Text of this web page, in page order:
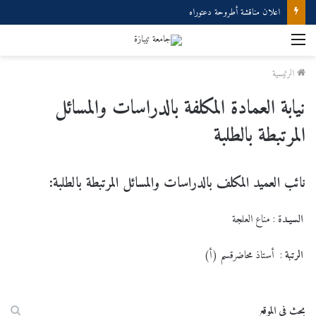
اعلان مناقشة أطروحة دعتوراه
القائمة
الرئيسية
نيابة العمادة المكلفة بالدراسات والمسائل
المرتبطة بالطلبة
نائب العميد المكلف بالدراسات والمسائل المرتبطة بالطلبة:
السيـدة : مناع العلجة
الرتبة: أستاذ محاضرقسم (أ)
بحث في الموقع